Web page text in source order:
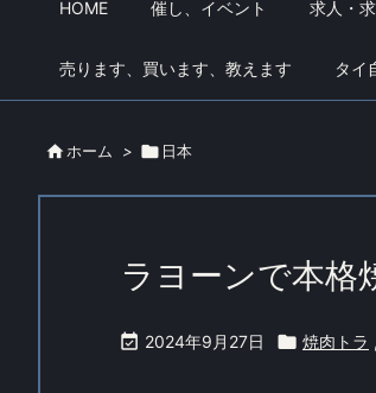
HOME 催し、イベント 求人・
売ります、買います、教えます タイ
 ホーム >  日本
ラヨーンで本格
 2024年9月27日  焼肉トラ ,